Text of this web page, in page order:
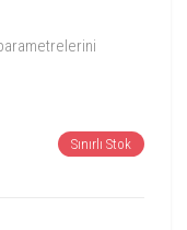
Sınırlı Stok